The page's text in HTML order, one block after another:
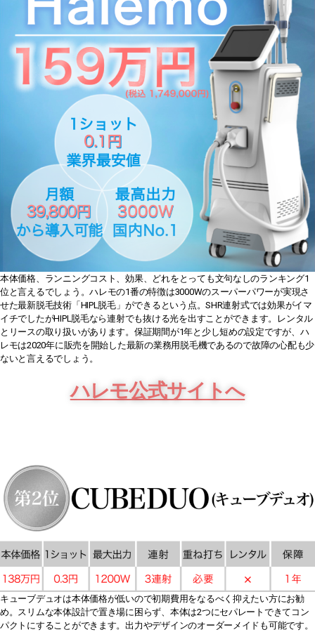
本体価格、ランニングコスト、効果、どれをとっても文句なしのランキング1
位と言えるでしょう。ハレモの1番の特徴は3000Wのスーパーパワーが実現さ
せた最新脱毛技術「HIPL脱毛」ができるという点。SHR連射式では効果がイマ
イチでしたがHIPL脱毛なら連射でも抜ける光を出すことができます。レンタル
とリースの取り扱いがあります。保証期間が1年と少し短めの設定ですが、ハ
レモは2020年に販売を開始した最新の業務用脱毛機であるので故障の心配も少
ないと言えるでしょう。
ハレモ公式サイトへ
キューブデュオは本体価格が低いので初期費用をなるべく抑えたい方にお勧
め。スリムな本体設計で置き場に困らず、本体は2つにセパレートできてコン
パクトにすることができます。出力やデザインのオーダーメイドも可能です。